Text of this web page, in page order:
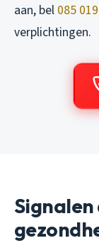
aan, bel 085
verplichtingen.